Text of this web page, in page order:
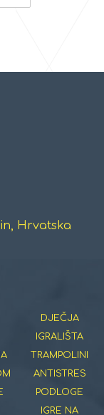
Hrvatska
DJEČJA
IGRALIŠTA
TRAMPOLINI
ANTISTRES
PODLOGE
IGRE NA